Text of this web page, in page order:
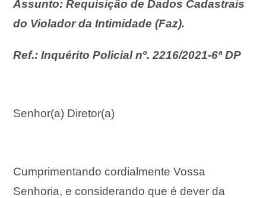
Assunto: Requisição de Dados Cadastrais
do Violador da Intimidade (Faz).
Ref.: Inquérito Policial nº. 2216/2021-6ª DP
Senhor(a) Diretor(a)
Cumprimentando cordialmente Vossa
Senhoria, e considerando que é dever da